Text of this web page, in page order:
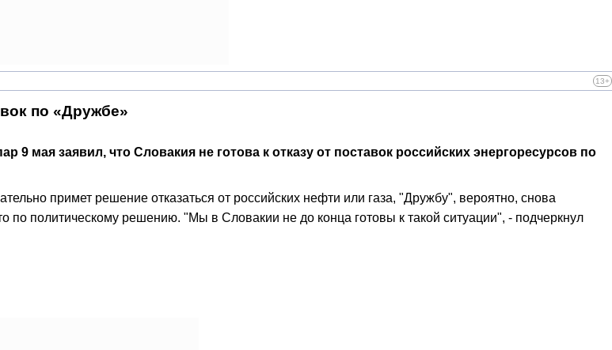
13+
по «Дружбе»
9 мая заявил, что Словакия не готова к отказу от поставок российских энергоресурсов по
примет решение отказаться от российских нефти или газа, "Дружбу", вероятно, снова
по политическому решению. "Мы в Словакии не до конца готовы к такой ситуации", - подчеркнул